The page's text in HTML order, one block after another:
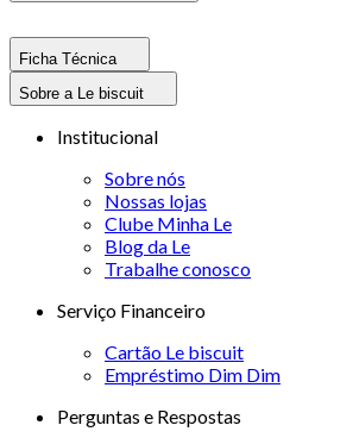
Ficha Técnica
Sobre a Le biscuit
Institucional
Sobre nós
Nossas lojas
Clube Minha Le
Blog da Le
Trabalhe conosco
Serviço Financeiro
Cartão Le biscuit
Empréstimo Dim Dim
Perguntas e Respostas